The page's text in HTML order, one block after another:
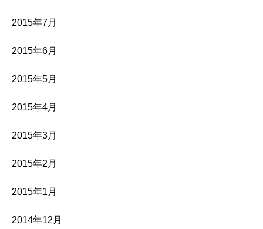
2015年7月
2015年6月
2015年5月
2015年4月
2015年3月
2015年2月
2015年1月
2014年12月